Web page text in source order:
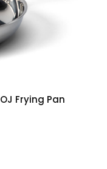
OJ Frying Pan